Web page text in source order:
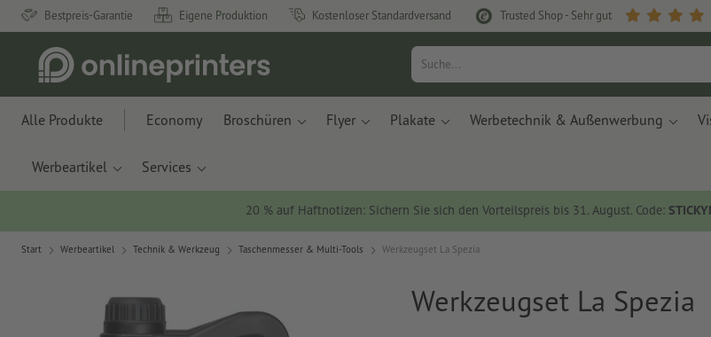
Bestpreis-Garantie Eigene Produktion Kostenloser Standardversand Trusted Shop - Sehr gut
Alle Produkte Economy Broschüren Flyer Plakate Werbetechnik & Außenwerbung
Werbeartikel Services
20 % auf Haftnotizen: Sichern Sie sich den Vorteilspreis bis 31. August. Code:
Start Werbeartikel Technik & Werkzeug Taschenmesser & Multi-Tools Werkzeugset La Spezia
Werkzeugset La Spezia